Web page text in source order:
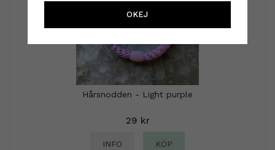
Hårsnodden - Light purple
29 kr
INFO KÖP
OKEJ